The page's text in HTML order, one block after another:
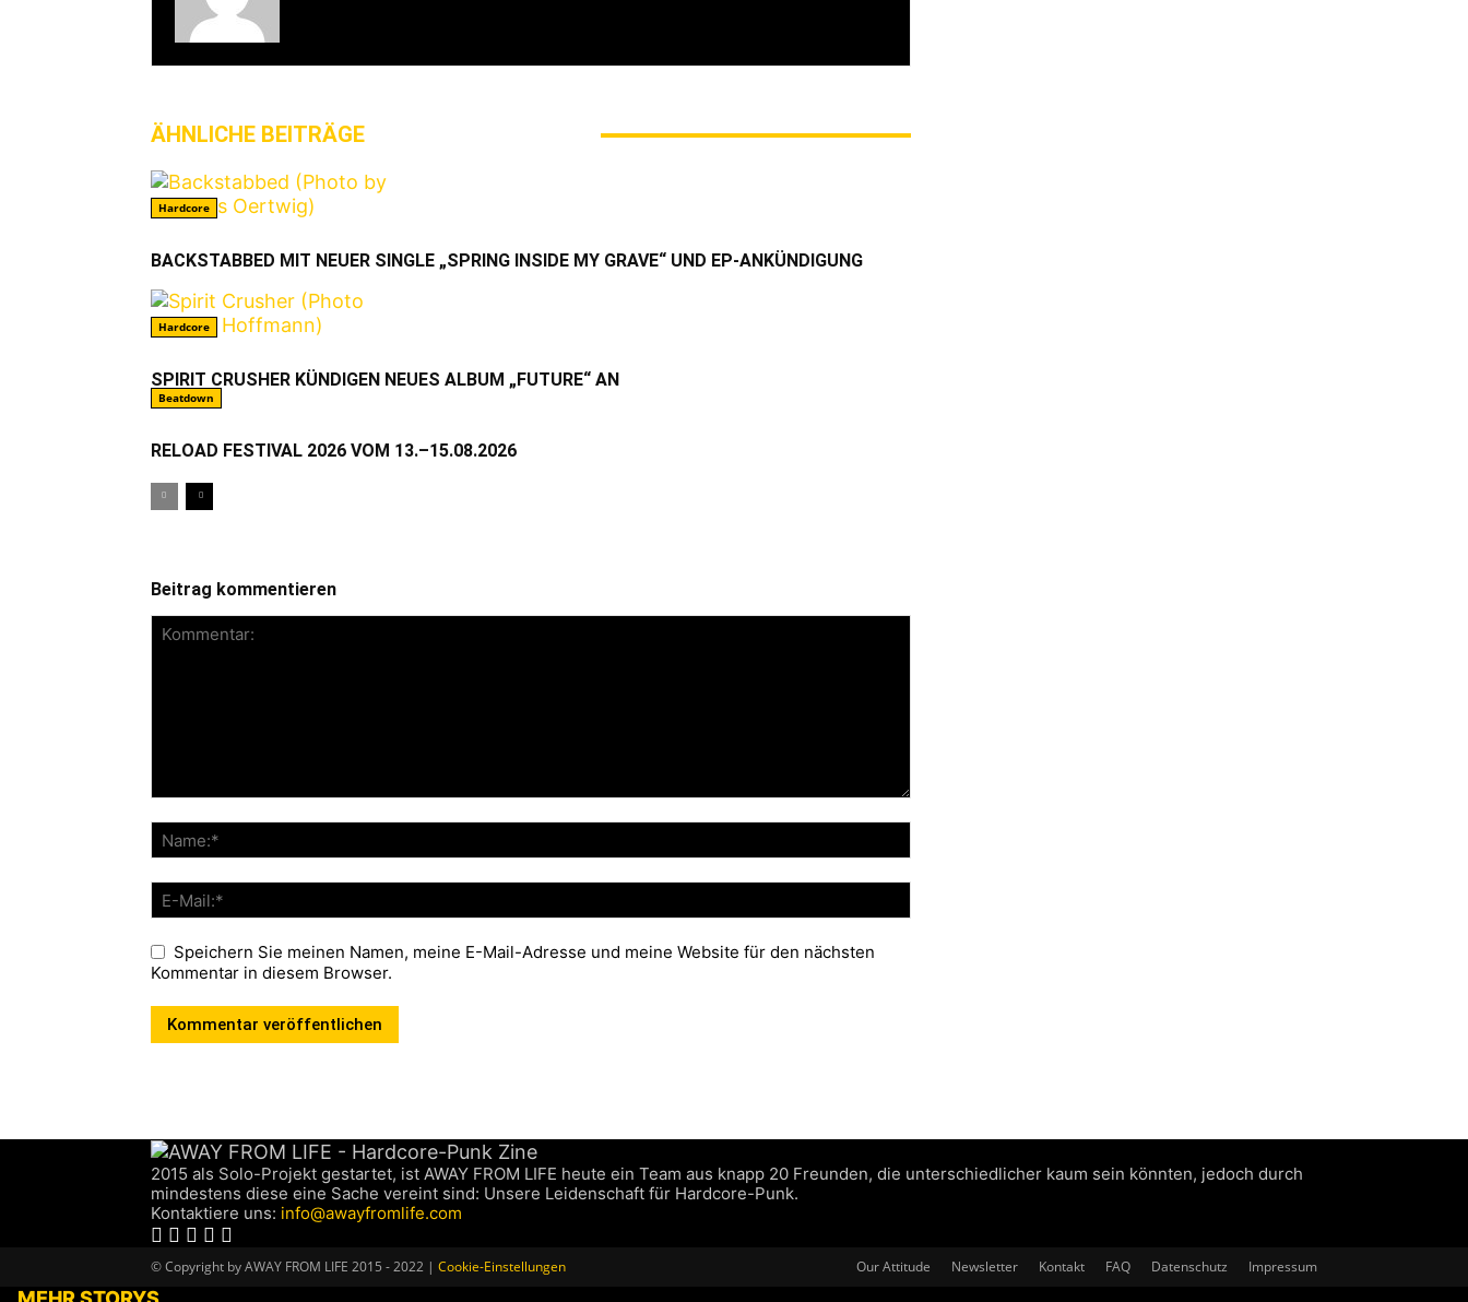
ÄHNLICHE BEITRÄGE
Hardcore
BACKSTABBED MIT NEUER SINGLE „SPRING INSIDE MY GRAVE“ UND EP-ANKÜNDIGUNG
Hardcore
SPIRIT CRUSHER KÜNDIGEN NEUES ALBUM „FUTURE“ AN
Beatdown
RELOAD FESTIVAL 2026 VOM 13.–15.08.2026
Beitrag kommentieren
Speichern Sie meinen Namen, meine E-Mail-Adresse und meine Website für den nächsten
Kommentar in diesem Browser.
2015 als Solo-Projekt gestartet, ist AWAY FROM LIFE heute ein Team aus knapp 20 Freunden, die unterschiedlicher kaum sein könnten, jedoch durch
mindestens diese eine Sache vereint sind: Unsere Leidenschaft für Hardcore-Punk.
Kontaktiere uns: info@awayfromlife.com
Our Attitude Newsletter Kontakt FAQ Datenschutz Impressum
© Copyright by AWAY FROM LIFE 2015 - 2022 | Cookie-Einstellungen